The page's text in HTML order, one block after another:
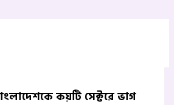
কয়টি সেক্টরে ভাগ